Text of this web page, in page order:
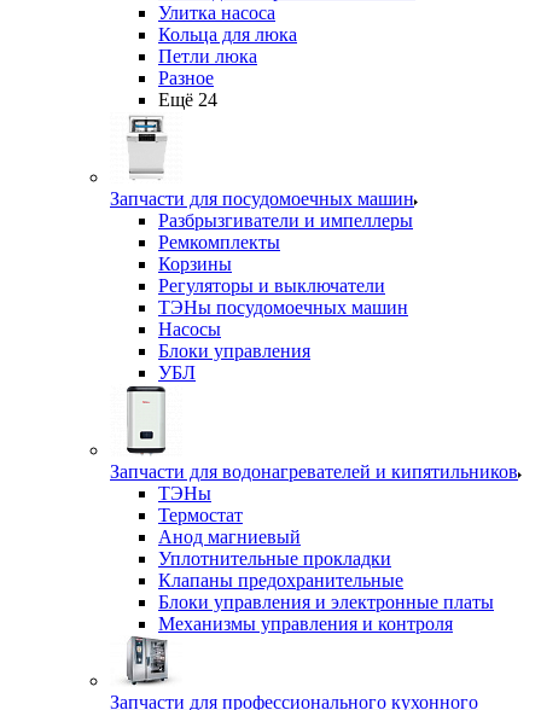
Улитка насоса
Кольца для люка
Петли люка
Разное
Ещё 24
Запчасти для посудомоечных машин
Разбрызгиватели и импеллеры
Ремкомплекты
Корзины
Регуляторы и выключатели
ТЭНы посудомоечных машин
Насосы
Блоки управления
УБЛ
Запчасти для водонагревателей и кипятильников
ТЭНы
Термостат
Анод магниевый
Уплотнительные прокладки
Клапаны предохранительные
Блоки управления и электронные платы
Механизмы управления и контроля
Запчасти для профессионального кухонного